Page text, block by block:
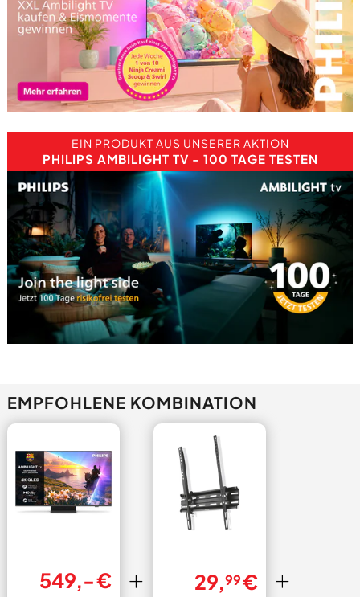
EIN PRODUKT AUS UNSERER AKTION
PHILIPS AMBILIGHT TV - 100 TAGE TESTEN
EMPFOHLENE KOMBINATION
549,- € 29,99€